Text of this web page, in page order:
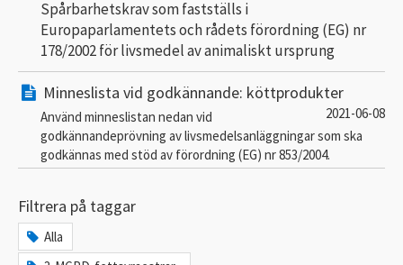
Spårbarhetskrav som fastställs i
Europaparlamentets och rådets förordning (EG) nr
178/2002 för livsmedel av animaliskt ursprung
Minneslista vid godkännande: köttprodukter
2021-06-08
Använd minneslistan nedan vid
godkännandeprövning av livsmedelsanläggningar som ska
godkännas med stöd av förordning (EG) nr 853/2004.
Filtrera på taggar
Alla